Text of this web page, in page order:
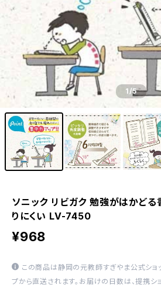
1/5
ソニック リビガク 勉強がはかど
りにくい LV-7450
¥968
この商品は静岡の元教師すぎやま公式ショ
プから直送されます。お届けの日数は、提携シ